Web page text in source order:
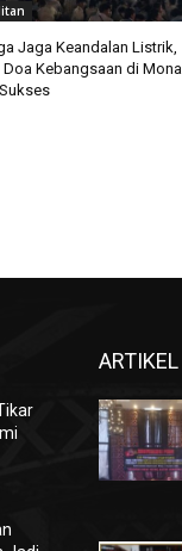
Jaga Keandalan Listrik,
Doa Kebangsaan di